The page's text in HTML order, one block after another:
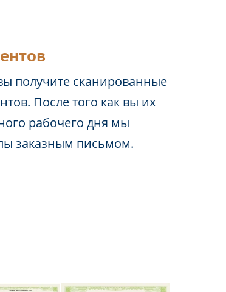
получите сканированные
После того как вы их
рабочего дня мы
заказным письмом.